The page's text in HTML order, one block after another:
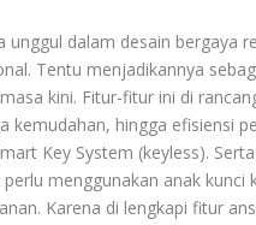
unggul dalam desain bergaya
Tentu menjadikannya
kini. Fitur-fitur ini di
kemudahan, hingga efisiensi
Key System (keyless).
menggunakan anak
Karena di lengkapi fitur